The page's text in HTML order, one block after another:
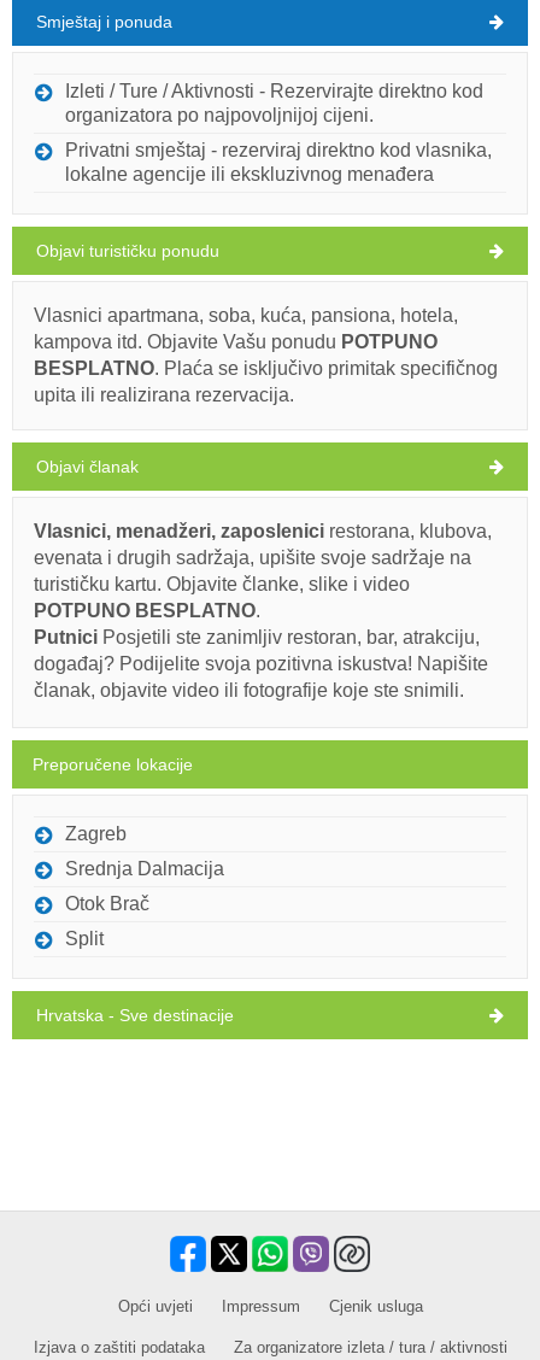
Otok Mljet Vrijeme
SUBOTA
Hrvatska Otok Mljet
BABINO POLJE
30°C
vedro
nedjelja, 28°C vedro
ponedjeljak,
10. 08. 2026. 27°C vedro
utorak,
11. 08. 2026. 27°C vedro
srijeda, 28°C
četvrtak, 28°C vedro
Turistička karta
Ivan Nane (Google places)
PROČITAJ VIŠE / KOMENTIRAJ
Konoba Barba (Restoran) Okuklje
Ivan Nane (Facebook page)
Tel: +38598243401 WORKING HOURS
Obavezno posjetiti(/) Posjetiti(/) Zaobići(/)
PROČITAJ VIŠE / KOMENTIRAJ
Bourbon (Restoran) Polače
Ivan Nane (Facebook page)
Smještaj i ponuda
Izleti / Ture / Aktivnosti - Rezervirajte direktno kod
organizatora po najpovoljnijoj cijeni.
Privatni smještaj - rezerviraj direktno kod vlasnika,
lokalne agencije ili ekskluzivnog menađera
Objavi turističku ponudu
Vlasnici apartmana, soba, kuća, pansiona, hotela,
kampova itd. Objavite Vašu ponudu POTPUNO
BESPLATNO. Plaća se isključivo primitak specifičnog
upita ili realizirana rezervacija.
Objavi članak
Vlasnici, menadžeri, zaposlenici restorana, klubova,
evenata i drugih sadržaja, upišite svoje sadržaje na
turističku kartu. Objavite članke, slike i video
POTPUNO BESPLATNO.
Putnici Posjetili ste zanimljiv restoran, bar, atrakciju,
događaj? Podijelite svoja pozitivna iskustva! Napišite
članak, objavite video ili fotografije koje ste snimili.
Preporučene lokacije
Zagreb
Srednja Dalmacija
Otok Brač
Split
Hrvatska - Sve destinacije
Opći uvjeti Impressum Cjenik usluga
Izjava o zaštiti podataka Za organizatore izleta / tura / aktivnosti